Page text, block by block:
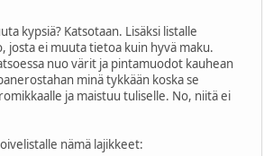
kypsiä? Katsotaan. Lisäksi listalle
josta ei muuta tietoa kuin hyvä maku.
nuo värit ja pintamuodot kauhean
minä tykkään koska se
ja maistuu tuliselle. No, niitä ei
nämä lajikkeet: